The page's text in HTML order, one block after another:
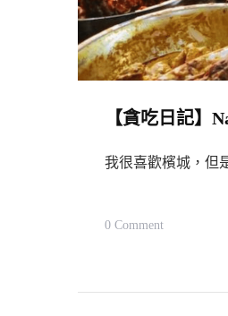
【貪吃日記】
我很喜歡檳城，但
0 CommentOn